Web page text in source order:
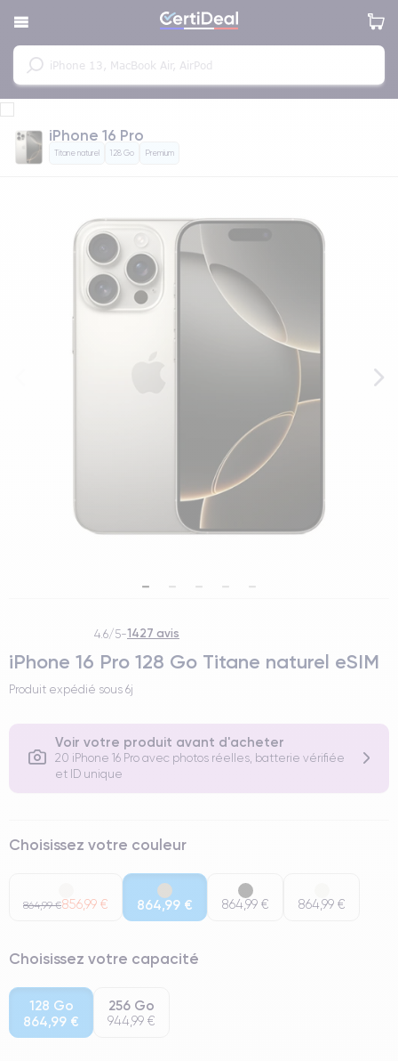
iPhone 16 Pro
Titane naturel 128 Go Premium
4.6/5-1427 avis
iPhone 16 Pro 128 Go Titane naturel eSIM
Produit expédié sous 6j
Voir votre produit avant d'acheter
20 iPhone 16 Pro avec photos réelles, batterie vérifiée
et ID unique
Choisissez votre couleur
864,99 €856,99 € 864,99 € 864,99 € 864,99 €
Choisissez votre capacité
128 Go
864,99 €
256 Go
944,99 €